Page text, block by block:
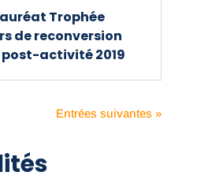
Trophée
de reconversion
activité 2019
Entrées suivantes »